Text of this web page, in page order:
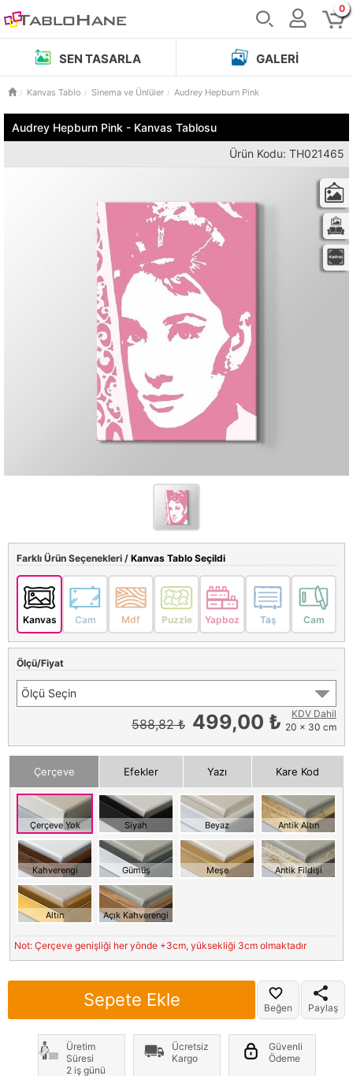
0
SEN TASARLA GALERI
Kanvas Tablo Sinema ve Ünlüler Audrey Hepburn Pink
Audrey Hepburn Pink - Kanvas Tablosu
Ürün Kodu: TH021465
Farklı Ürün Seçenekleri / Kanvas Tablo Seçildi
Kanvas Cam Mdf Puzzle Yapboz Taş Cam
Ölçü/Fiyat
Ölçü Seçin
588,82 ₺ 499,00 ₺
KDV Dahil
20 x 30 cm
Çerçeve Efekler Yazı Kare Kod
Çerçeve Yok Siyah Beyaz Antik Altın
Kahverengi Gümüş Meşe Antik Fildişi
Altın Açık Kahverengi
Not: Çerçeve genişliği her yönde +3cm, yüksekliği 3cm olmaktadır
Sepete Ekle Beğen Paylaş
Üretim
Süresi
2 iş günü
Ücretsiz
Kargo
Güvenli
Ödeme